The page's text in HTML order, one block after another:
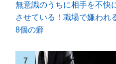
無意識のうちに相手を不快
させている！職場で嫌われ
8個の癖